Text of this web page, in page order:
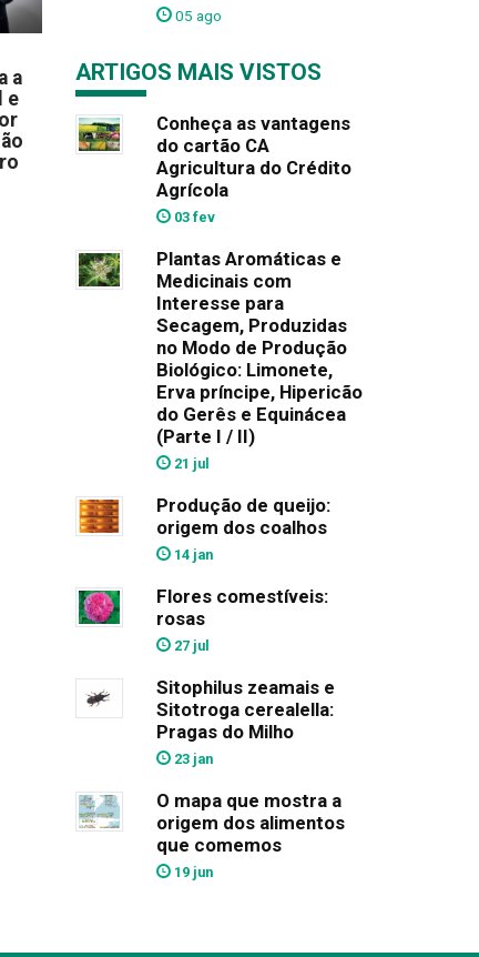
a
e
05 ago
ARTIGOS MAIS VISTOS
Conheça as vantagens
do cartão CA
Agricultura do Crédito
Agrícola
03 fev
Plantas Aromáticas e
Medicinais com
Interesse para
Secagem, Produzidas
no Modo de Produção
Biológico: Limonete,
Erva príncipe, Hipericão
do Gerês e Equinácea
(Parte I / II)
21 jul
Produção de queijo:
origem dos coalhos
14 jan
Flores comestíveis:
rosas
27 jul
Sitophilus zeamais e
Sitotroga cerealella:
Pragas do Milho
23 jan
O mapa que mostra a
origem dos alimentos
que comemos
19 jun